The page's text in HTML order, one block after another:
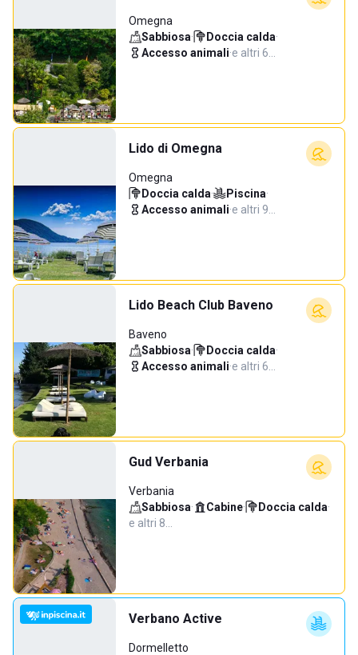
Omegna
Sabbiosa· Doccia calda·
Accesso animali·e altri 6…
Lido di Omegna
Omegna
Doccia calda· Piscina·
Accesso animali·e altri 9…
Lido Beach Club Baveno
Baveno
Sabbiosa· Doccia calda·
Accesso animali·e altri 6…
Gud Verbania
Verbania
Sabbiosa· Cabine· Doccia calda·
e altri 8…
Verbano Active
Dormelletto